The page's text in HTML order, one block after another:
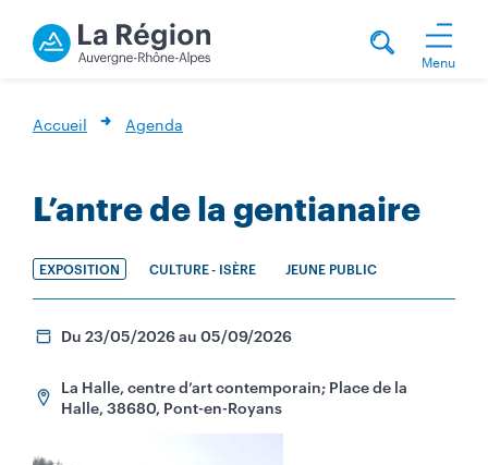
Menu
Accueil Agenda
L’antre de la gentianaire
EXPOSITION CULTURE- ISÈRE JEUNE PUBLIC
Du 23/05/2026 au 05/09/2026
La Halle, centre d’art contemporain; Place de la
Halle, 38680, Pont-en-Royans